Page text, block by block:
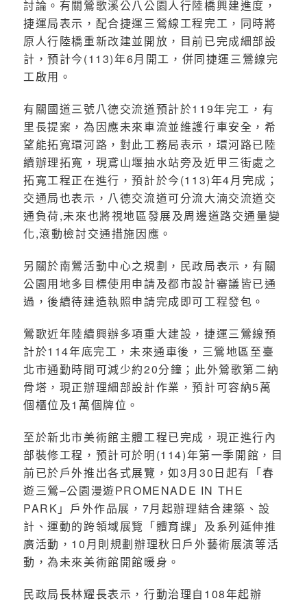
討論。有關鶯歌溪公八公園人行陸橋興建進度，
捷運局表示，配合捷運三鶯線工程完工，同時將
原人行陸橋重新改建並開放，目前已完成細部設
計，預計今(113)年6月開工，併同捷運三鶯線完
工啟用。
有關國道三號八德交流道預計於119年完工，有
里長提案，為因應未來車流並維護行車安全，希
望能拓寬環河路，對此工務局表示，環河路已陸
續辦理拓寬，現鳶山堰抽水站旁及近甲三街處之
拓寬工程正在進行，預計於今(113)年4月完成；
交通局也表示，八德交流道可分流大湳交流道交
通負荷,未來也將視地區發展及周邊道路交通量變
化,滾動檢討交通措施因應。
另關於南鶯活動中心之規劃，民政局表示，有關
公園用地多目標使用申請及都市設計審議皆已通
過，後續待建造執照申請完成即可工程發包。
鶯歌近年陸續興辦多項重大建設，捷運三鶯線預
計於114年底完工，未來通車後，三鶯地區至臺
北市通勤時間可減少約20分鐘；此外鶯歌第二納
骨塔，現正辦理細部設計作業，預計可容納5萬
個櫃位及1萬個牌位。
至於新北市美術館主體工程已完成，現正進行內
部裝修工程，預計可於明(114)年第一季開館，目
前已於戶外推出各式展覽，如3月30日起有「春
遊三鶯–公園漫遊PROMENADE IN THE
PARK」戶外作品展，7月起辦理結合建築、設
計、運動的跨領域展覽「體育課」及系列延伸推
廣活動，10月則規劃辦理秋日戶外藝術展演等活
動，為未來美術館開館暖身。
民政局長林耀長表示，行動治理自108年起辦